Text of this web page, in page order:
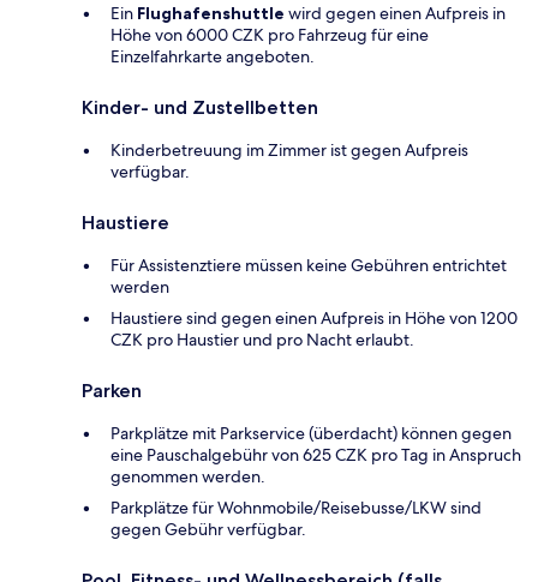
Ein Flughafenshuttle wird gegen einen Aufpreis in
Höhe von 6000 CZK pro Fahrzeug für eine
Einzelfahrkarte angeboten.
Kinder- und Zustellbetten
Kinderbetreuung im Zimmer ist gegen Aufpreis
verfügbar.
Haustiere
Für Assistenztiere müssen keine Gebühren entrichtet
werden
Haustiere sind gegen einen Aufpreis in Höhe von 1200
CZK pro Haustier und pro Nacht erlaubt.
Parken
Parkplätze mit Parkservice (überdacht) können gegen
eine Pauschalgebühr von 625 CZK pro Tag in Anspruch
genommen werden.
Parkplätze für Wohnmobile/Reisebusse/LKW sind
gegen Gebühr verfügbar.